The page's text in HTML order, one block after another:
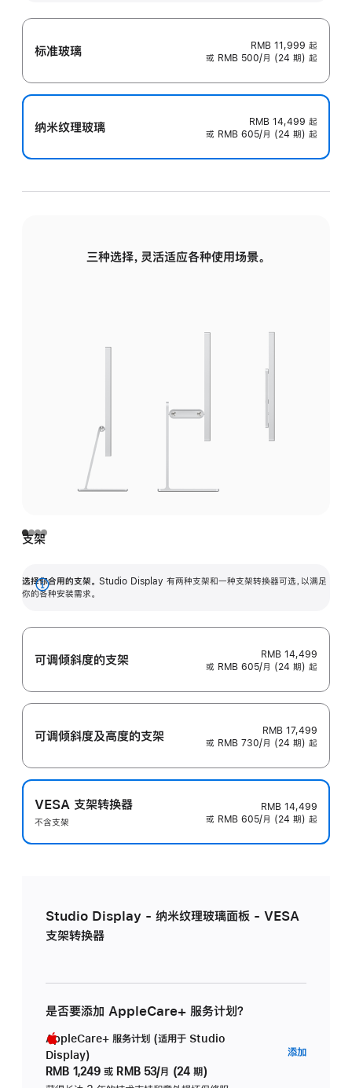
标准玻璃 RMB 11,999 起
或 RMB 500/月 (24 期) 起
纳米纹理玻璃 RMB 14,499 起
或 RMB 605/月 (24 期) 起
三种选择，灵活适应各种使用场景。
支架
选择你合用的支架。 Studio Display 有两种支架和一种支架转换器可选，以满足
你的各种安装需求。
展
可调倾斜度的支架
RMB 14,499
或 RMB 605/月 (24 期) 起
可调倾斜度及高‍度的支‍架
RMB 17,499
或 RMB 730/月 (24 期) 起
VESA 支架转换器
不含支架
RMB 14,499
或 RMB 605/月 (24 期) 起
Studio Display - 纳米纹理玻璃面板 - VESA
支架转换器
是否要添加 AppleCare+ 服务计划？
AppleCare+ 服务计划 (适用于 Studio
Display)
RMB 1,249 或 RMB 53/月 (24 期)
添加